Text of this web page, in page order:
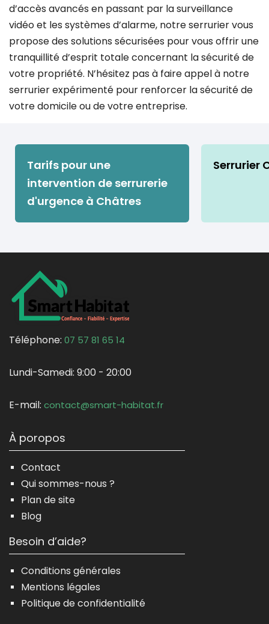
d’accès avancés en passant par la surveillance
vidéo et les systèmes d’alarme, notre serrurier vous
propose des solutions sécurisées pour vous offrir une
tranquillité d’esprit totale concernant la sécurité de
votre propriété. N’hésitez pas à faire appel à notre
serrurier expérimenté pour renforcer la sécurité de
votre domicile ou de votre entreprise.
Tarifs pour une
intervention de serrurerie
d'urgence à Châtres
Serrurier
Téléphone: 07 57 81 65 14
Lundi-Samedi: 9:00 - 20:00
E-mail: contact@smart-habitat.fr
À poropos
Contact
Qui sommes-nous ?
Plan de site
Blog
Besoin d’aide?
Conditions générales
Mentions légales
Politique de confidentialité